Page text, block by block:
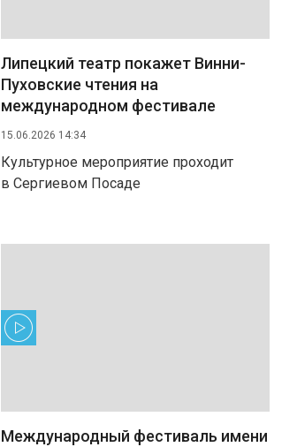
Липецкий театр покажет Винни-
Пуховские чтения на
международном фестивале
15.06.2026 14:34
Культурное мероприятие проходит
в Сергиевом Посаде
Международный фестиваль имени